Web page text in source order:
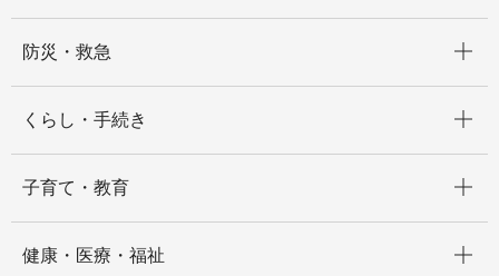
防災・救急
くらし・手続き
子育て・教育
健康・医療・福祉